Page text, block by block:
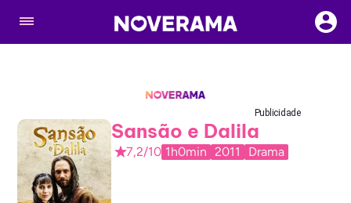
Publicidade
Sansão e Dalila
7,2/10 1h0min 2011 Drama